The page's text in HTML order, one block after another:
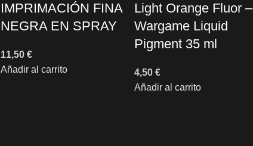
IMPRIMACIÓN FINA
NEGRA EN SPRAY
11,50 €
Añadir al carrito
Light Orange Fluor –
Wargame Liquid
Pigment 35 ml
4,50 €
Añadir al carrito